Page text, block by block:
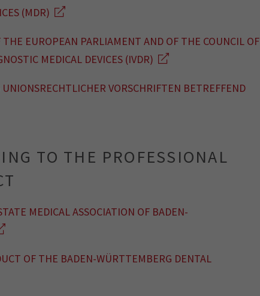
(MDR)
EUROPEAN PARLIAMENT AND OF THE COUNCIL OF
MEDICAL DEVICES (IVDR)
VORSCHRIFTEN BETREFFEND
TO THE PROFESSIONAL
MEDICAL ASSOCIATION OF BADEN-
OF THE BADEN-WÜRTTEMBERG DENTAL